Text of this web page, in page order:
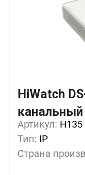
HiWatch
канальный
Артикул: H135
Тип: IP
Страна
1+ 0%
5+
10+ -8%